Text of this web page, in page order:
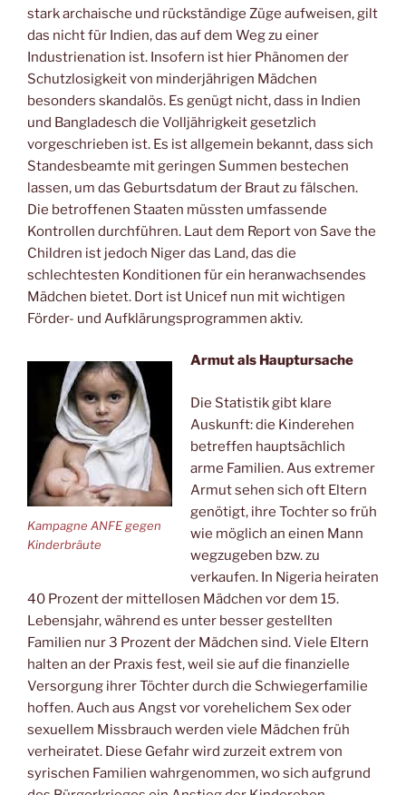
stark archaische und rückständige Züge aufweisen, gilt
das nicht für Indien, das auf dem Weg zu einer
Industrienation ist. Insofern ist hier Phänomen der
Schutzlosigkeit von minderjährigen Mädchen
besonders skandalös. Es genügt nicht, dass in Indien
und Bangladesch die Volljährigkeit gesetzlich
vorgeschrieben ist. Es ist allgemein bekannt, dass sich
Standesbeamte mit geringen Summen bestechen
lassen, um das Geburtsdatum der Braut zu fälschen.
Die betroffenen Staaten müssten umfassende
Kontrollen durchführen. Laut dem Report von Save the
Children ist jedoch Niger das Land, das die
schlechtesten Konditionen für ein heranwachsendes
Mädchen bietet. Dort ist Unicef nun mit wichtigen
Förder- und Aufklärungsprogrammen aktiv.
Kampagne ANFE gegen
Kinderbräute
Armut als Hauptursache
Die Statistik gibt klare
Auskunft: die Kinderehen
betreffen hauptsächlich
arme Familien. Aus extremer
Armut sehen sich oft Eltern
genötigt, ihre Tochter so früh
wie möglich an einen Mann
wegzugeben bzw. zu
verkaufen. In Nigeria heiraten
40 Prozent der mittellosen Mädchen vor dem 15.
Lebensjahr, während es unter besser gestellten
Familien nur 3 Prozent der Mädchen sind. Viele Eltern
halten an der Praxis fest, weil sie auf die finanzielle
Versorgung ihrer Töchter durch die Schwiegerfamilie
hoffen. Auch aus Angst vor vorehelichem Sex oder
sexuellem Missbrauch werden viele Mädchen früh
verheiratet. Diese Gefahr wird zurzeit extrem von
syrischen Familien wahrgenommen, wo sich aufgrund